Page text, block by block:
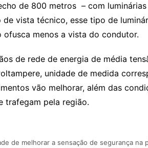
de 800 metros – com
vista técnico, esse tipo de
menos a vista do condutor.
de rede de energia de média
unidade de medida
vão melhorar, além das
trafegam pela região.
de melhorar a sensação de segurança na